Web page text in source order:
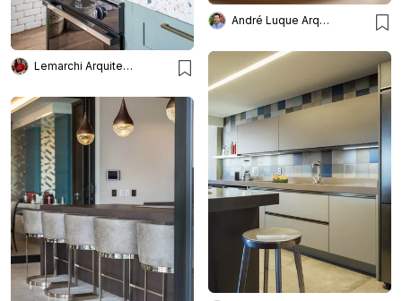
Lemarchi Arquitetura
André Luque Arquitetura